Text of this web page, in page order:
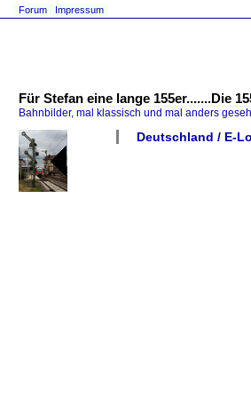
Forum Impressum
Für Stefan eine lange 155er.......Die
Bahnbilder, mal klassisch und mal anders
Deutschland / E-